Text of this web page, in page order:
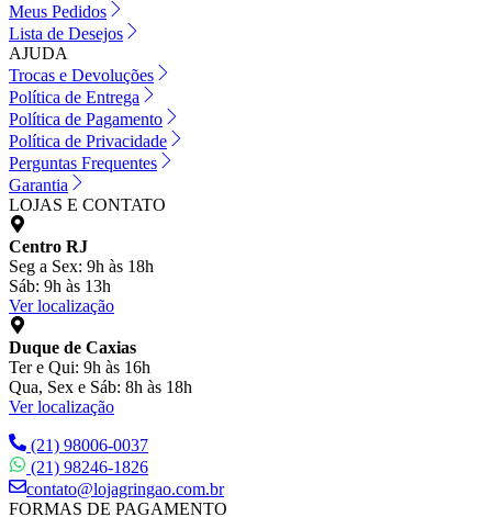
Meus Pedidos
Lista de Desejos
AJUDA
Trocas e Devoluções
Política de Entrega
Política de Pagamento
Política de Privacidade
Perguntas Frequentes
Garantia
LOJAS E CONTATO
Centro RJ
Seg a Sex: 9h às 18h
Sáb: 9h às 13h
Ver localização
Duque de Caxias
Ter e Qui: 9h às 16h
Qua, Sex e Sáb: 8h às 18h
Ver localização
(21) 98006-0037
(21) 98246-1826
contato@lojagringao.com.br
FORMAS DE PAGAMENTO